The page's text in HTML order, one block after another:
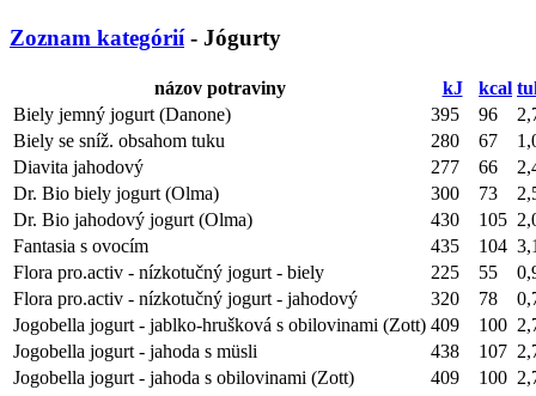
Zoznam kategórií- Jógurty
názov potraviny kJ kcal
Biely jemný jogurt (Danone)
395 96
Biely se sníž. obsahom tuku
280 67
Diavita jahodový
277 66
Dr. Bio biely jogurt (Olma)
300 73
Dr. Bio jahodový jogurt (Olma)
430 105
Fantasia s ovocím
435 104
Flora pro.activ - nízkotučný jogurt - biely
225 55
Flora pro.activ - nízkotučný jogurt - jahodový
320 78
Jogobella jogurt - jablko-hrušková s obilovinami (Zott) 409 100
Jogobella jogurt - jahoda s müsli
438 107
Jogobella jogurt - jahoda s obilovinami (Zott)
409 100